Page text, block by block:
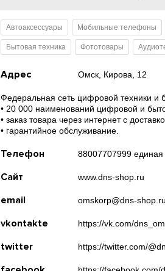
Автоаксессуары Мобильные телефоны
Бытовая техника Фототовары
Адрес Омск, Кирова, 12
Федеральная сеть цифровой техники и
• 20 000 наименований цифровой и
• заказ товара через интернет с
• гарантийное обслуживание.
Телефон 88007707999
Сайт www.dns-shop.ru
email omskorp@dns-shop.ru
vkontakte https://vk.com/
twitter https://twitter.com/